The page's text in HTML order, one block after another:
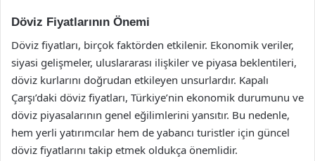
Döviz Fiyatlarının Önemi
Döviz fiyatları, birçok faktörden etkilenir. Ekonomik veriler,
siyasi gelişmeler, uluslararası ilişkiler ve piyasa beklentileri,
döviz kurlarını doğrudan etkileyen unsurlardır. Kapalı
Çarşı’daki döviz fiyatları, Türkiye’nin ekonomik durumunu ve
döviz piyasalarının genel eğilimlerini yansıtır. Bu nedenle,
hem yerli yatırımcılar hem de yabancı turistler için güncel
döviz fiyatlarını takip etmek oldukça önemlidir.